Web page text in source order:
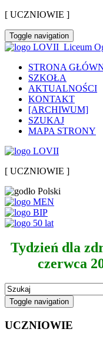
[ UCZNIOWIE ]
Toggle navigation
Liceum
STRONA
SZKOŁA
AKTUALNOŚCI
KONTAKT
[ARCHIWUM]
SZUKAJ
MAPA STRONY
[ UCZNIOWIE ]
Tydzień dla
czerwca
Toggle navigation
UCZNIOWIE